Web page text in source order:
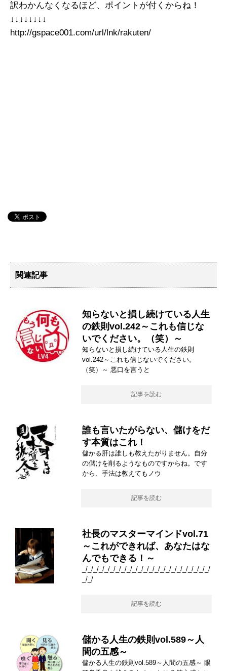
訳わかんなくなるほど、ポイントが付くからね！
↓↓↓↓↓↓↓↓
http://gspace001.com/url/lnk/rakuten/
関連記事
知らないと損し続けている人生
の鉄則vol.242～これも信じな
いでください。（笑）～
知らないと損し続けている人生の鉄則
vol.242～これも信じないでください。
（笑）～ 悪口を言うと
記事を読む
誰も言いたがらない、儲けをだ
す本質はこれ！
儲かる肝は誰しも教えたがりません。自分
の儲けを削るようなものですからね。です
から、手法は教えてもノウ
記事を読む
社長のマスターマインドvol.71
～これができれば、あなたはな
んでもできる！～
_/_/_/_/_/_/_/_/_/_/_/_/_/_/_/_/_/_/_/_/_/_/_/
_/_/
記事を読む
儲かる人生の鉄則vol.589～人
間の五感～
儲かる人生の鉄則vol.589～人間の五感～ 眼